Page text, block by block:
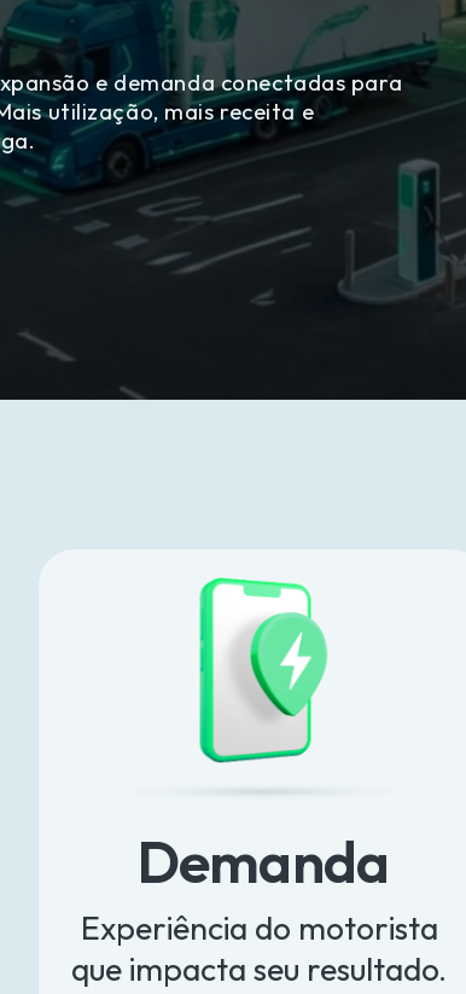
e demanda conectadas para
utilização, mais receita e
Demanda
Experiência do motorista
que impacta seu resultado.